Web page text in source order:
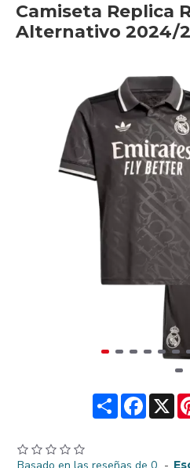
Camiseta Replica
Alternativo 2024/
Share X